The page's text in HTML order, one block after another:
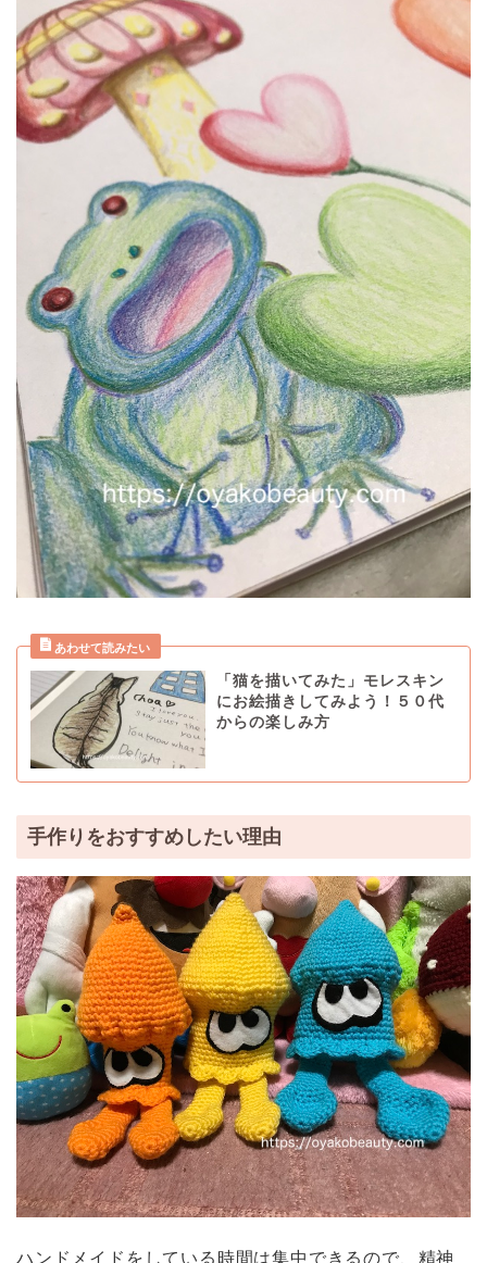
「猫を描いてみた」モレスキン
にお絵描きしてみよう！５０代
からの楽しみ方
手作りをおすすめしたい理由
ハンドメイドをしている時間は集中できるので、精神